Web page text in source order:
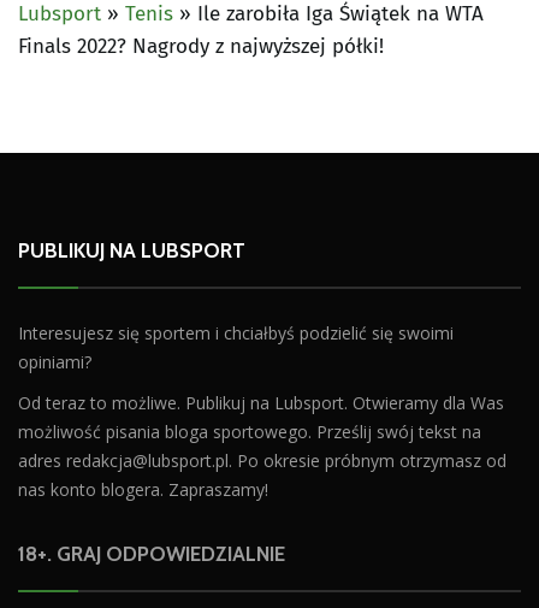
Lubsport » Tenis » Ile zarobiła Iga Świątek na WTA
Finals 2022? Nagrody z najwyższej półki!
PUBLIKUJ NA LUBSPORT
Interesujesz się sportem i chciałbyś podzielić się swoimi
opiniami?
Od teraz to możliwe. Publikuj na Lubsport. Otwieramy dla Was
możliwość pisania bloga sportowego. Prześlij swój tekst na
adres redakcja@lubsport.pl. Po okresie próbnym otrzymasz od
nas konto blogera. Zapraszamy!
18+. GRAJ ODPOWIEDZIALNIE